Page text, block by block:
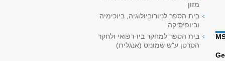
מזון
בית הספר לניורוביולוגיה, ביוכימיה
וביופיסיקה
בית הספר למחקר ביו-רפואי ולחקר
הסרטן ע"ש שמוניס (אנגלית)